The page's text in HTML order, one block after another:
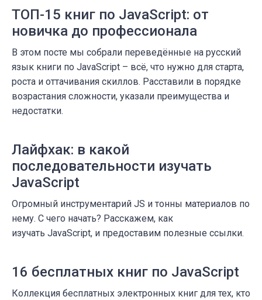
}
const end2 = new Date().getTime();
console.log(`SecondWay: ${end2 -
const start = new Date().getTime();
const zooMap = new Map();
zooparks.map(item => {zooMap.set(item.id,
}
const end = new Date().getTime();
console.log(`SecondWay: ${end -
ТОП-15 книг по JavaScript: от
новичка до профессионала
В этом посте мы собрали переведённые на русский
язык книги по JavaScript – всё, что нужно для старта,
роста и оттачивания скиллов. Расставили в порядке
возрастания сложности, указали преимущества и
недостатки.
Лайфхак: в какой
последовательности изучать
JavaScript
Огромный инструментарий JS и тонны материалов по
нему. С чего начать? Расскажем, как
изучать JavaScript, и предоставим полезные ссылки.
16 бесплатных книг по JavaScript
Коллекция бесплатных электронных книг для тех, кто